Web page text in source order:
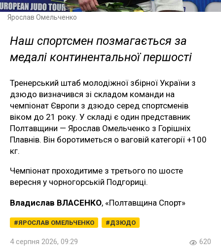
Ярослав Омельченко
Наш спортсмен позмагається за
медалі континентальної першості
Тренерський штаб молодіжної збірної України з
дзюдо визначився зі складом команди на
чемпіонат Європи з дзюдо серед спортсменів
віком до 21 року. У складі є один представник
Полтавщини — Ярослав Омельченко з Горішніх
Плавнів. Він боротиметься о ваговій категорії +100
кг.
Чемпіонат проходитиме з третього по шосте
вересня у чорногорській Подгориці.
Владислав ВЛАСЕНКО, «Полтавщина Спорт»
ЯРОСЛАВ ОМЕЛЬЧЕНКО ДЗЮДО
4 серпня 2026, 09:29 620